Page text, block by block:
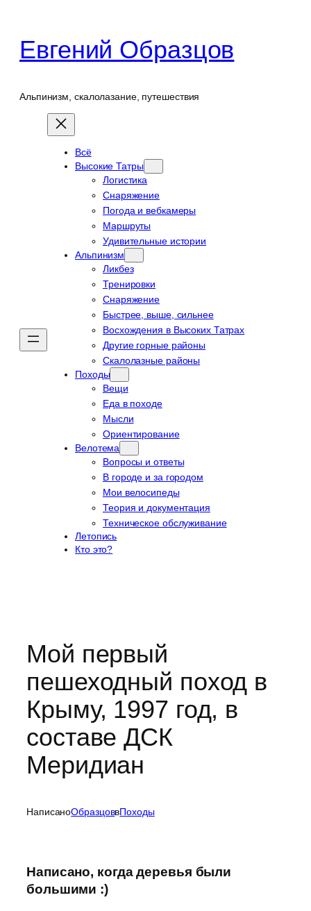
содержимому
Евгений Образцов
Альпинизм, скалолазание, путешествия
Всё
Высокие Татры
Логистика
Снаряжение
Погода и вебкамеры
Маршруты
Удивительные истории
Альпинизм
Ликбез
Тренировки
Снаряжение
Быстрее, выше, сильнее
Восхождения в Высоких Татрах
Другие горные районы
Скалолазные районы
Походы
Вещи
Еда в походе
Мысли
Ориентирование
Велотема
Вопросы и ответы
В городе и за городом
Мои велосипеды
Теория и документация
Техническое обслуживание
Летопись
Кто это?
Мой первый
пешеходный поход в
Крыму, 1997 год, в
составе ДСК
Меридиан
НаписаноОбразцоввПоходы
Написано, когда деревья были
большими :)